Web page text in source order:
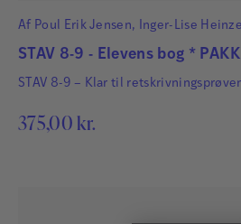
Af Poul Erik Jensen, Inger-Lise Heinze
STAV 8-9 - Elevens bog *
STAV 8-9 – Klar til
375,00 kr.